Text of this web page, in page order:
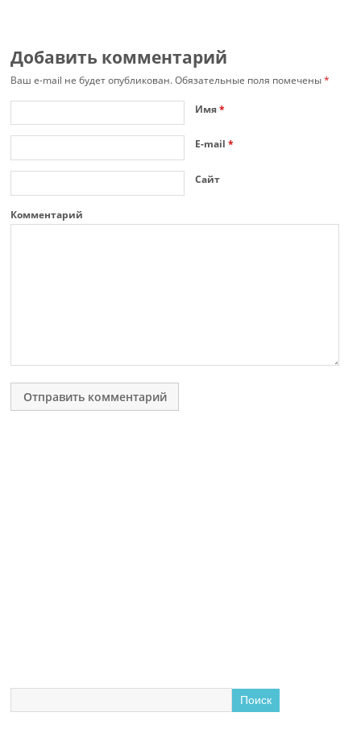
Добавить комментарий
Ваш e-mail не будет опубликован.Обязательные поля помечены*
Имя*
E-mail*
Сайт
Комментарий